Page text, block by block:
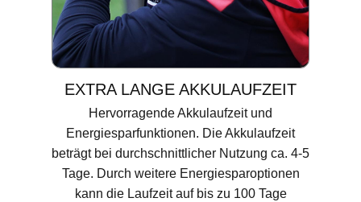
EXTRA LANGE AKKULAUFZEIT
Hervorragende Akkulaufzeit und
Energiesparfunktionen. Die Akkulaufzeit
beträgt bei ​durchschnittlicher Nutzung ca. 4-5
Tage. Durch weitere Energiesparoptionen
kann die Laufzeit auf bis zu 100 Tage